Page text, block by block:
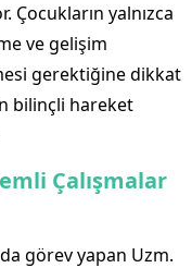
Çocukların yalnızca
ve gelişim
gerektiğine dikkat
bilinçli hareket
Çalışmalar
görev yapan Uzm.